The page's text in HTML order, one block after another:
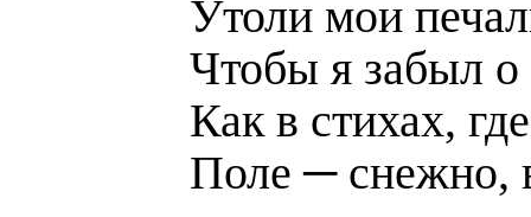
Утоли мои
Чтобы я забыл о
Как в стихах,
Поле ─ снежно,